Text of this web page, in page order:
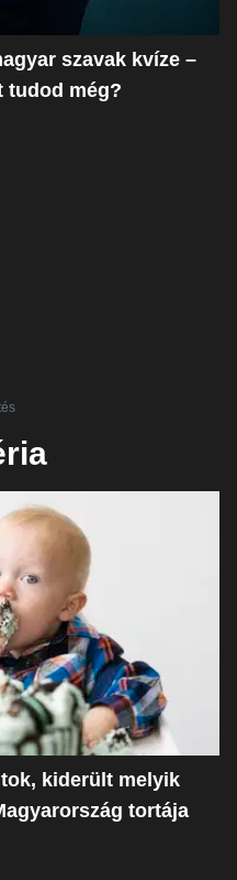
szavak kvíze –
tudod még?
kiderült melyik
tortája